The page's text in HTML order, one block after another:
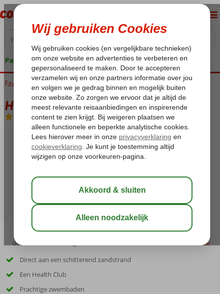
Pakketgarantie
Home
Egypte Rode Zee Hurghada Hurghada-Stad Hilton Long Beach
Hilton Long Beach
All Inclusive-Hotel
04:50 bewaar
Direct aan een schitterend zandstrand
Een Health Club
Prachtige zwembaden